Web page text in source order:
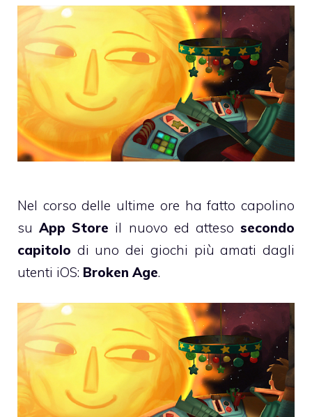
Nel corso delle ultime ore ha fatto capolino
suApp Store il nuovo ed atteso secondo
capitolo di uno dei giochi più amati dagli
utenti iOS: Broken Age.